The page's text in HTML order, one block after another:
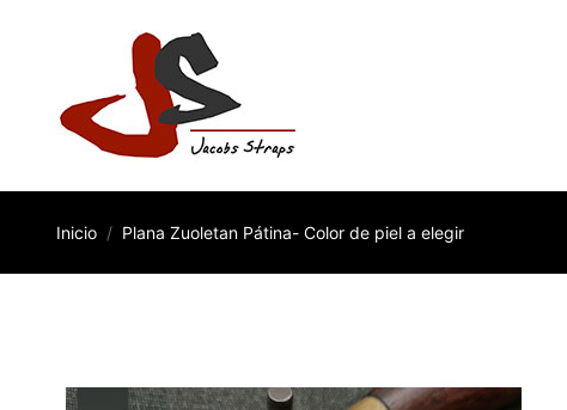
Inicio Plana Zuoletan Pátina- Color de piel a elegir